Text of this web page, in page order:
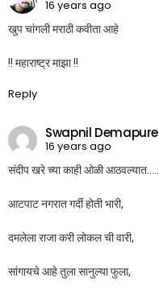
16 years ago
खुप चांगली मराठी कवीता आहे
!! महाराष्ट्र माझा !!
Reply
Swapnil Demapure
16 years ago
संदीप खरे च्या काही ओळी आठवल्यात……
आटपाट नगरात गर्दी होती भारी,
दमलेला राजा करी लोकल ची वारी,
सांगायचे आहे तुला सानुल्या फुला,